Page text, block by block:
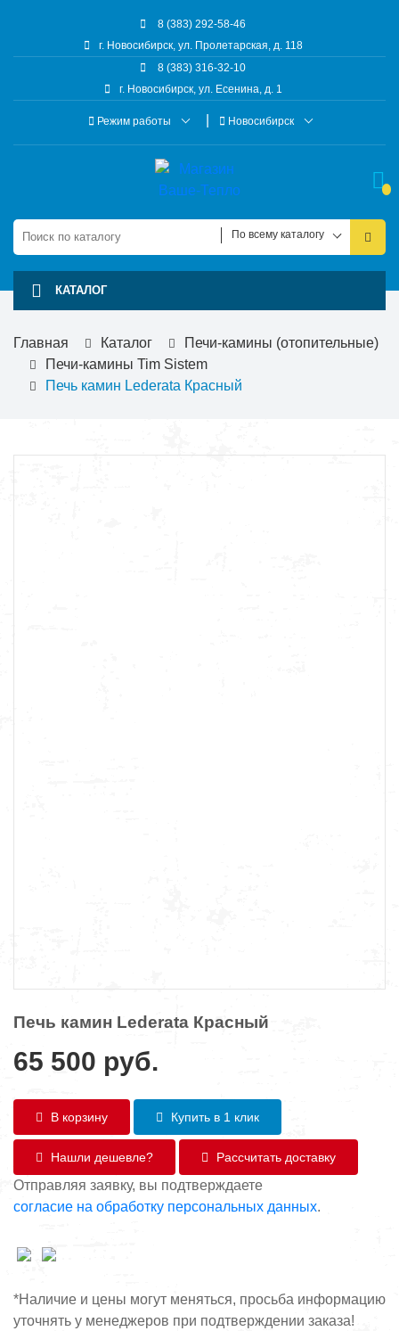
8 (383) 292-58-46
г. Новосибирск, ул. Пролетарская, д. 118
8 (383) 316-32-10
г. Новосибирск, ул. Есенина, д. 1
Режим работы Новосибирск
По всему каталогу
КАТАЛОГ
Главная Каталог
Печи-камины (отопительные)
Печи-камины Tim Sistem
Печь камин Lederata Красный
Печь камин Lederata Красный
65 500 руб.
В корзину Купить в 1 клик
Нашли дешевле? Рассчитать доставку
Отправляя заявку, вы подтверждаете
согласие на обработку персональных данных.
*Наличие и цены могут меняться, просьба информацию
уточнять у менеджеров при подтверждении заказа!